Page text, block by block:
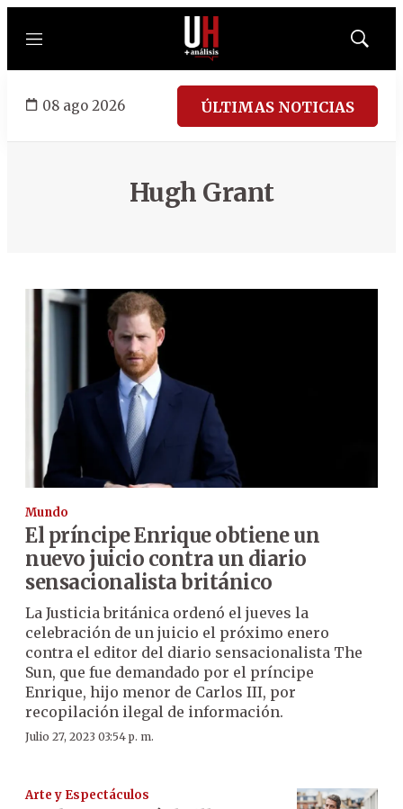
Menú
Mostrar
08 ago 2026 ÚLTIMAS NOTICIAS
Hugh Grant
Mundo
El príncipe Enrique obtiene un
nuevo juicio contra un diario
sensacionalista británico
La Justicia británica ordenó el jueves la
celebración de un juicio el próximo enero
contra el editor del diario sensacionalista The
Sun, que fue demandado por el príncipe
Enrique, hijo menor de Carlos III, por
recopilación ilegal de información.
Julio 27, 2023 03:54 p. m.
Arte y Espectáculos